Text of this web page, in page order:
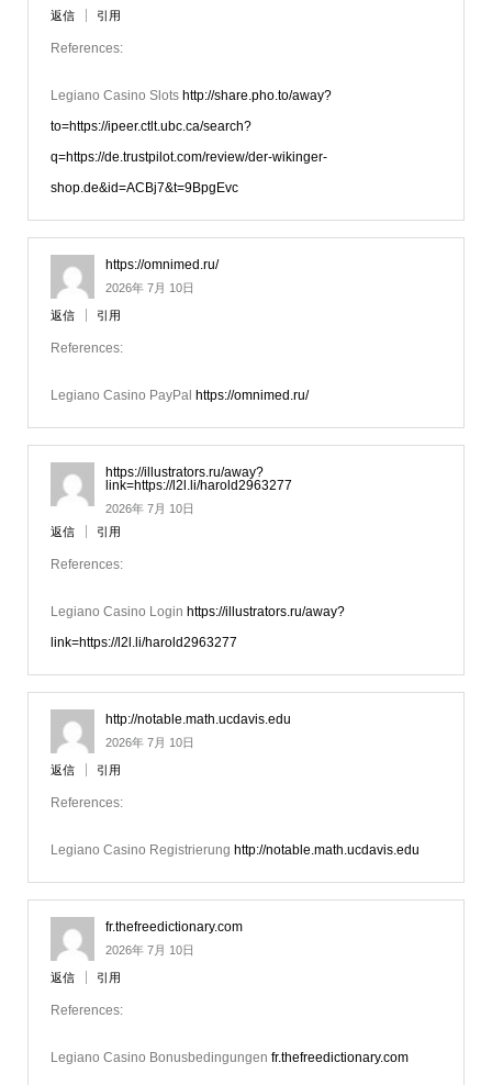
返信
引用
References:
Legiano Casino Slots http://share.pho.to/away?
to=https://ipeer.ctlt.ubc.ca/search?
q=https://de.trustpilot.com/review/der-wikinger-
shop.de&id=ACBj7&t=9BpgEvc
https://omnimed.ru/
2026年 7月 10日
返信 引用
References:
Legiano Casino PayPal https://omnimed.ru/
https://illustrators.ru/away?
link=https://l2l.li/harold2963277
2026年 7月 10日
返信
引用
References:
Legiano Casino Login https://illustrators.ru/away?
link=https://l2l.li/harold2963277
http://notable.math.ucdavis.edu
2026年 7月 10日
返信 引用
References:
Legiano Casino Registrierung http://notable.math.ucdavis.edu
fr.thefreedictionary.com
2026年 7月 10日
返信 引用
References:
Legiano Casino Bonusbedingungen fr.thefreedictionary.com